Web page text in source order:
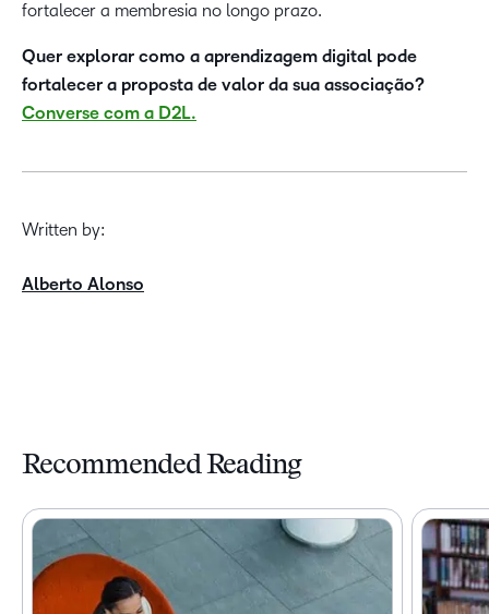
fortalecer a membresia no longo prazo.
Quer explorar como a aprendizagem digital pode
fortalecer a proposta de valor da sua associação?
Converse com a D2L.
Written by:
Alberto Alonso
Recommended Reading